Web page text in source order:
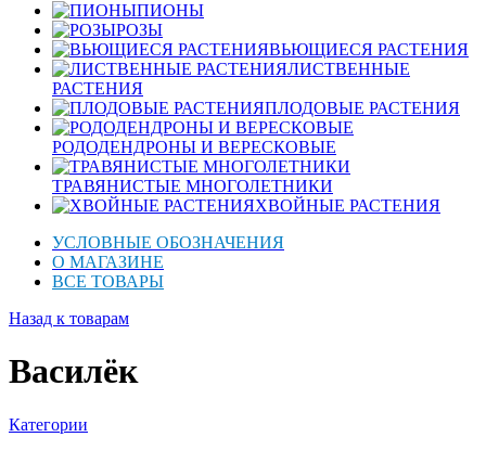
ПИОНЫ
РОЗЫ
ВЬЮЩИЕСЯ РАСТЕНИЯ
ЛИСТВЕННЫЕ
РАСТЕНИЯ
ПЛОДОВЫЕ РАСТЕНИЯ
РОДОДЕНДРОНЫ И ВЕРЕСКОВЫЕ
ТРАВЯНИСТЫЕ МНОГОЛЕТНИКИ
ХВОЙНЫЕ РАСТЕНИЯ
УСЛОВНЫЕ ОБОЗНАЧЕНИЯ
О МАГАЗИНЕ
ВСЕ ТОВАРЫ
Назад к товарам
Василёк
Категории